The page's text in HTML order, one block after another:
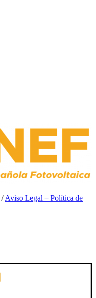
/Aviso Legal – Política de